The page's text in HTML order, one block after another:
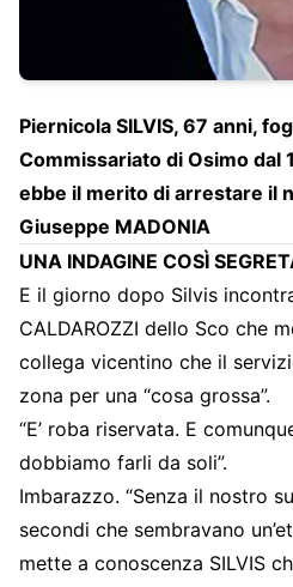
Piernicola SILVIS, 67 anni,
Commissariato di Osimo dal
ebbe il merito di arrestare il
Giuseppe MADONIA
UNA INDAGINE COSÌ
E il giorno dopo Silvis
CALDAROZZI dello Sco che
collega vicentino che il
zona per una “cosa grossa”.
“E’ roba riservata. E
dobbiamo farli da soli”.
Imbarazzo. “Senza il nostro
secondi che sembravano
mette a conoscenza SILVIS